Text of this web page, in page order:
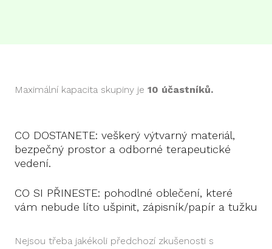
Maximální kapacita skupiny je 10 účastníků.
CO DOSTANETE: veškerý výtvarný materiál,
bezpečný prostor a odborné terapeutické
vedení.
CO SI PŘINESTE: pohodlné oblečení, které
vám nebude líto ušpinit, zápisník/papír a tužku
Nejsou třeba jakékoli předchozí zkušenosti s